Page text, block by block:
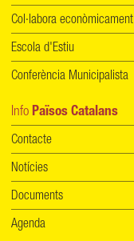
Col·labora econòmicament
Escola d'Estiu
Conferència Municipalista
Info Països Catalans
Contacte
Notícies
Documents
Agenda